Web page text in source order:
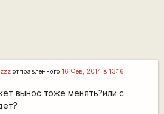
отправленного 16 Фев, 2014 в 13:16
вынос тоже менять?или с